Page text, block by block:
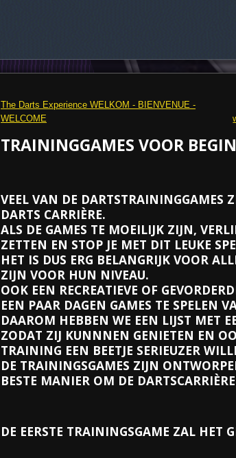
The Darts Experience WELKOM - BIENVENUE -
WELCOME
TRAININGGAMES VOOR
VEEL VAN DE DARTSTRAININGGAMES
DARTS CARRIÈRE.
ALS DE GAMES TE MOEILIJK ZIJN,
ZETTEN EN STOP JE MET DIT LEUKE
HET IS DUS ERG BELANGRIJK VOOR
ZIJN VOOR HUN NIVEAU.
OOK EEN RECREATIEVE OF
EEN PAAR DAGEN GAMES TE SPELEN
DAAROM HEBBEN WE EEN LIJST MET
ZODAT ZIJ KUNNNEN GENIETEN EN
TRAINING EEN BEETJE SERIEUZER
DE TRAININGSGAMES ZIJN
BESTE MANIER OM DE
DE EERSTE TRAININGSGAME ZAL HET